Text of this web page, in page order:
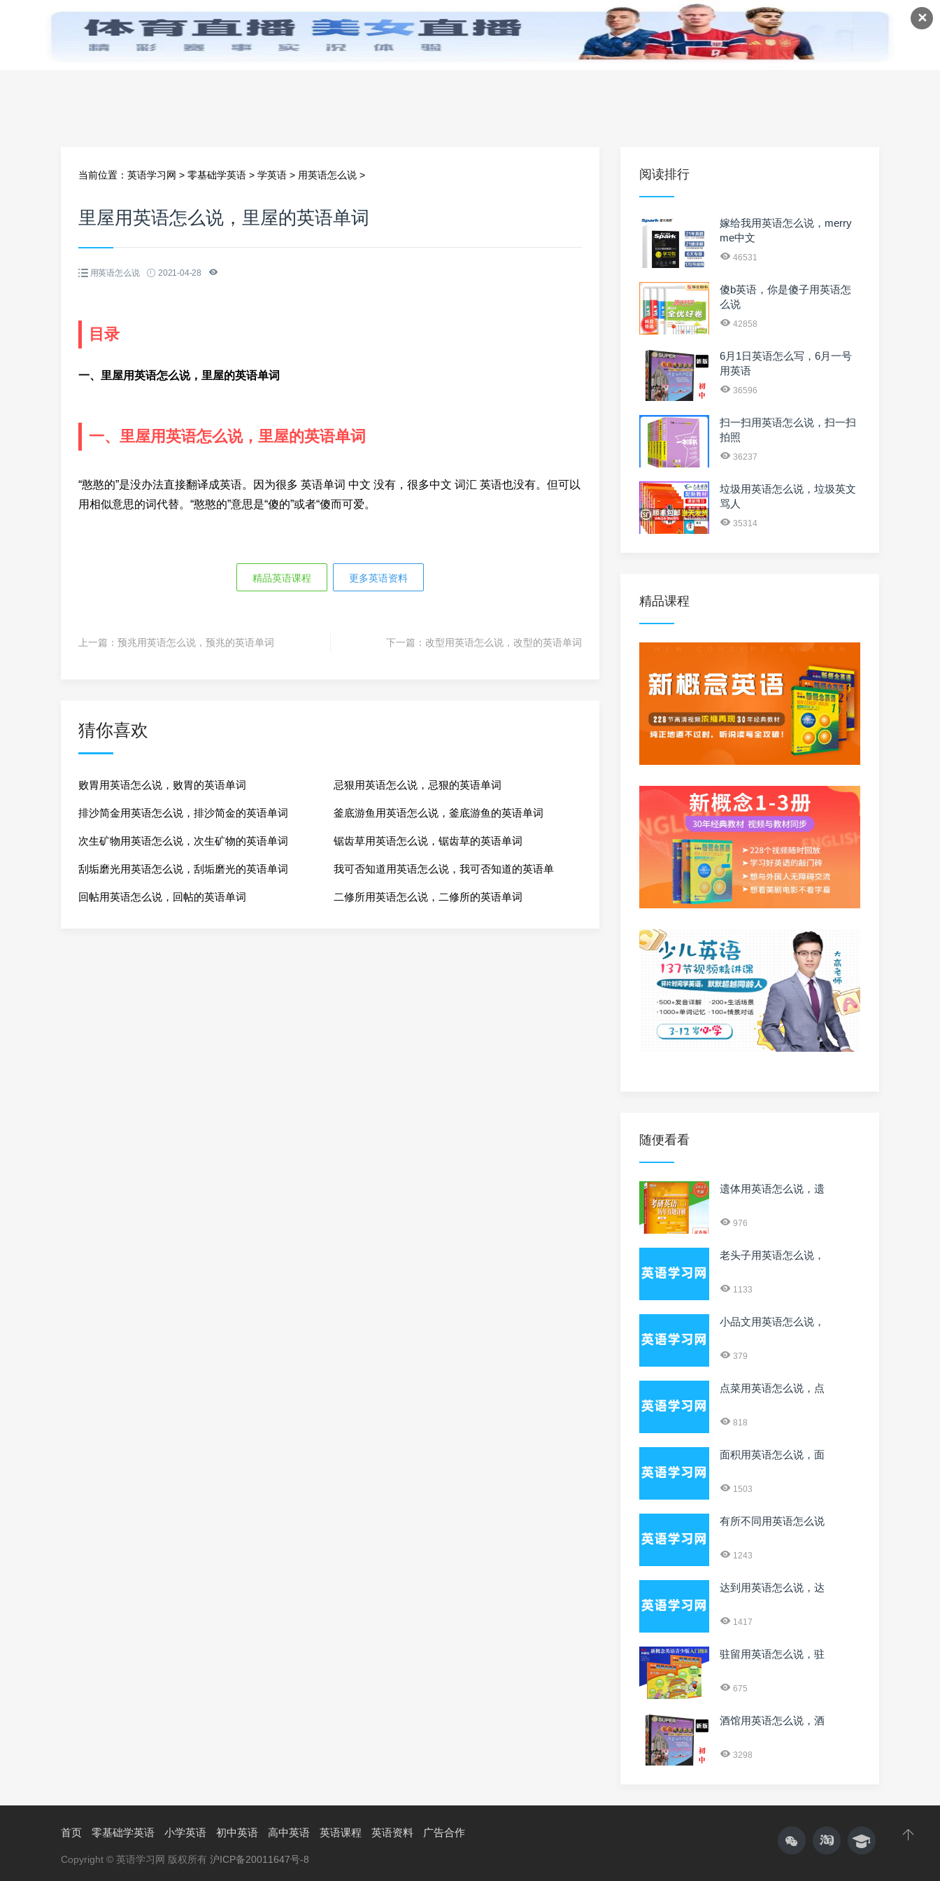
✕
首页 零基础学英语 小学英语 初中英语 高中英语 英语课程 英语资料
当前位置： 英语学习网 > 零基础学英语 > 学英语 > 用英语怎么说 >
里屋用英语怎么说，里屋的英语单词
用英语怎么说 2021-04-28
目录
一、里屋用英语怎么说，里屋的英语单词
一、里屋用英语怎么说，里屋的英语单词
“憨憨的”是没办法直接翻译成英语。因为很多 英语单词 中文 没有，很多中文 词汇 英语也没有。但可以
用相似意思的词代替。“憨憨的”意思是“傻的”或者“傻而可爱。
精品英语课程 更多英语资料
上一篇： 预兆用英语怎么说，预兆的英语单词 下一篇： 改型用英语怎么说，改型的英语单词
猜你喜欢
败胃用英语怎么说，败胃的英语单词 忌狠用英语怎么说，忌狠的英语单词
排沙简金用英语怎么说，排沙简金的英语单词 釜底游鱼用英语怎么说，釜底游鱼的英语单词
次生矿物用英语怎么说，次生矿物的英语单词 锯齿草用英语怎么说，锯齿草的英语单词
刮垢磨光用英语怎么说，刮垢磨光的英语单词 我可否知道用英语怎么说，我可否知道的英语单
回帖用英语怎么说，回帖的英语单词 二修所用英语怎么说，二修所的英语单词
阅读排行
嫁给我用英语怎么说，merry
me中文
46531
傻b英语，你是傻子用英语怎
么说
42858
6月1日英语怎么写，6月一号
用英语
36596
扫一扫用英语怎么说，扫一扫
拍照
36237
垃圾用英语怎么说，垃圾英文
骂人
35314
精品课程
随便看看
遗体用英语怎么说，遗
976
老头子用英语怎么说，
1133
小品文用英语怎么说，
379
点菜用英语怎么说，点
818
面积用英语怎么说，面
1503
有所不同用英语怎么说
1243
达到用英语怎么说，达
1417
驻留用英语怎么说，驻
675
酒馆用英语怎么说，酒
3298
首页 零基础学英语 小学英语 初中英语 高中英语 英语课程 英语资料 广告合作
Copyright © 英语学习网 版权所有 沪ICP备20011647号-8